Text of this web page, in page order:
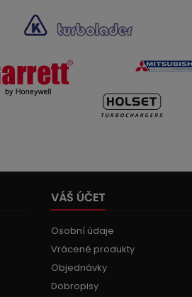
VÁŠ ÚČET
Osobní údaje
Vrácené produkty
Objednávky
Dobropisy